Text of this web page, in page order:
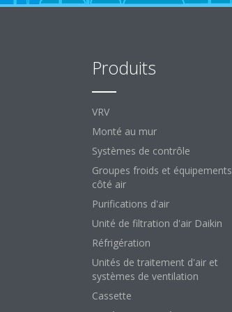
Produits
VRV
Monté au mur
Systèmes de contrôle
Groupes froids et équipements
côté air
Purifications d'air
Unité de filtration d'air Daikin
Réfrigération
Unités de traitement d'air et
systèmes de ventilation
Cassette